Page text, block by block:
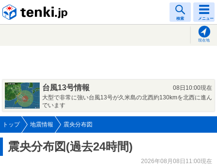
検索 メニュー
現在地
台風13号情報
08日10:00現在
大型で非常に強い台風13号が久米島の北西約130kmを北西に進ん
でいます
トップ 地震情報 震央分布図
震央分布図(過去24時間)
2026年08月08日11:00現在